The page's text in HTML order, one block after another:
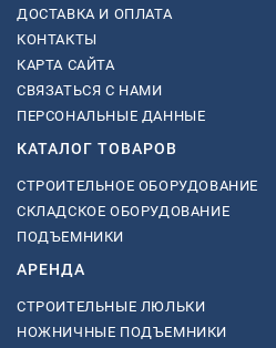
ДОСТАВКА И ОПЛАТА
КОНТАКТЫ
КАРТА САЙТА
СВЯЗАТЬСЯ С НАМИ
ПЕРСОНАЛЬНЫЕ ДАННЫЕ
КАТАЛОГ ТОВАРОВ
СТРОИТЕЛЬНОЕ ОБОРУДОВАНИЕ
СКЛАДСКОЕ ОБОРУДОВАНИЕ
ПОДЪЕМНИКИ
АРЕНДА
СТРОИТЕЛЬНЫЕ ЛЮЛЬКИ
НОЖНИЧНЫЕ ПОДЪЕМНИКИ